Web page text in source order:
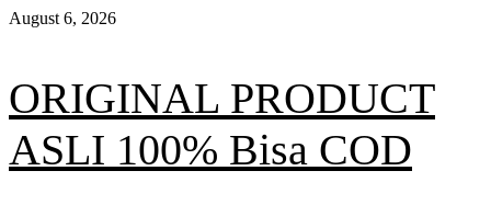
Skip
August 6, 2026
ORIGINAL PRODUCT
ASLI 100% Bisa COD